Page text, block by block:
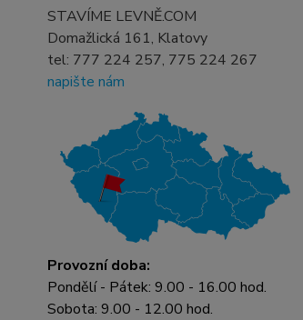
STAVÍME LEVNĚ.COM
Domažlická 161, Klatovy
tel: 777 224 257, 775 224 267
napište nám
Provozní doba:
Pondělí - Pátek: 9.00 - 16.00 hod.
Sobota: 9.00 - 12.00 hod.